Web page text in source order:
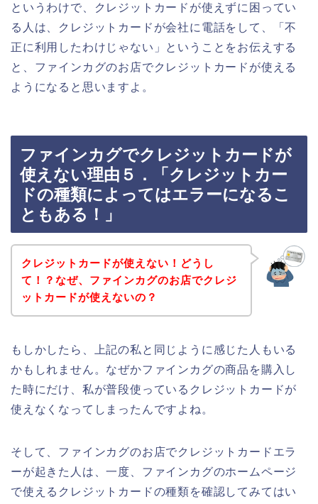
というわけで、クレジットカードが使えずに困ってい
る人は、クレジットカードが会社に電話をして、「不
正に利用したわけじゃない」ということをお伝えする
と、ファインカグのお店でクレジットカードが使える
ようになると思いますよ。
ファインカグでクレジットカードが
使えない理由５．「クレジットカー
ドの種類によってはエラーになるこ
ともある！」
クレジットカードが使えない！どうし
て！？なぜ、ファインカグのお店でクレジ
ットカードが使えないの？
もしかしたら、上記の私と同じように感じた人もいる
かもしれません。なぜかファインカグの商品を購入し
た時にだけ、私が普段使っているクレジットカードが
使えなくなってしまったんですよね。
そして、ファインカグのお店でクレジットカードエラ
ーが起きた人は、一度、ファインカグのホームページ
で使えるクレジットカードの種類を確認してみてはい